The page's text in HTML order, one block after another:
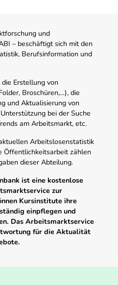
und
– beschäftigt sich mit den
Berufsinformation und
Erstellung von
Broschüren,…), die
und Aktualisierung von
bei der Suche
am Arbeitsmarkt, etc.
Arbeitslosenstatistik
Öffentlichkeitsarbeit zählen
dieser Abteilung.
ist eine kostenlose
zur
Kursinstitute ihre
einpflegen und
Das Arbeitsmarktservice
für die Aktualität